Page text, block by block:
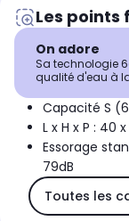
Les
On adore
Sa technologie
qualité d'eau à
Capacité S
L x H x P : 40
Essorage
79dB
Toutes les